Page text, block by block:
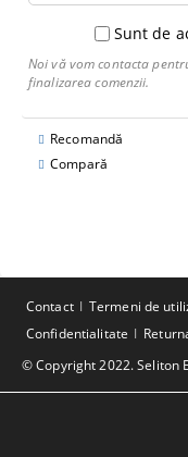
Sunt de
Noi vă vom contacta
finalizarea comenzii.
Recomandă
Compară
© Copyright 2022. Seliton
Contact Termeni de
Confidentialitate